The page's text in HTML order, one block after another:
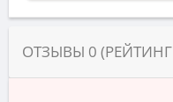
ОТЗЫВЫ 0 (РЕЙТИНГ